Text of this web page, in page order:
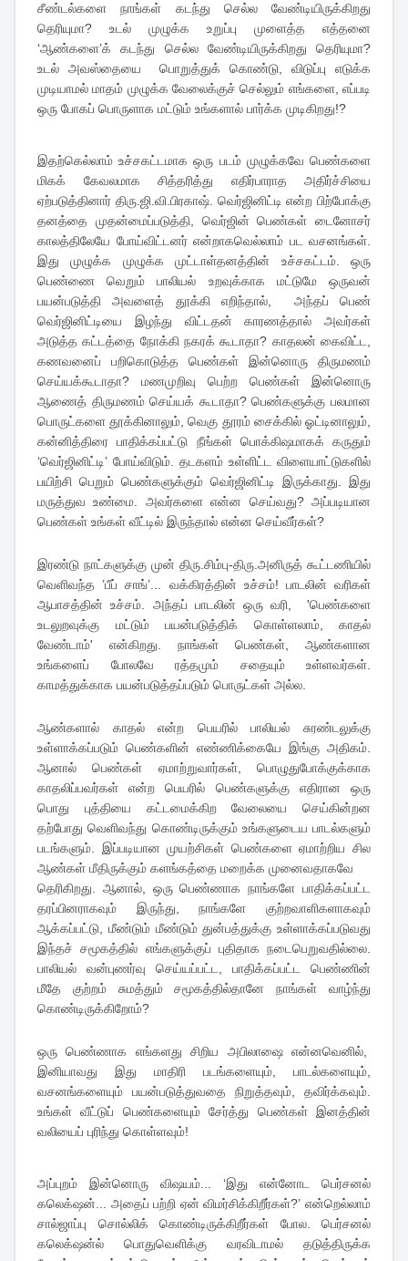
சீண்டல்களை நாங்கள் கடந்து செல்ல வேண்டியிருக்கிறது
தெரியுமா? உடல் முழுக்க உறுப்பு முளைத்த எத்தனை
‘ஆண்களை’க் கடந்து செல்ல வேண்டியிருக்கிறது தெரியுமா?
உடல் அவஸ்தையை பொறுத்துக் கொண்டு, விடுப்பு எடுக்க
முடியாமல் மாதம் முழுக்க வேலைக்குச் செல்லும் எங்களை, எப்படி
ஒரு போகப் பொருளாக மட்டும் உங்களால் பார்க்க முடிகிறது!?
இதற்கெல்லாம் உச்சகட்டமாக ஒரு படம் முழுக்கவே பெண்களை
மிகக் கேவலமாக சித்தரித்து எதிர்பாராத அதிர்ச்சியை
ஏற்படுத்தினார் திரு.ஜி.வி.பிரகாஷ். வெர்ஜினிட்டி என்ற பிற்போக்கு
தனத்தை முதன்மைப்படுத்தி, வெர்ஜின் பெண்கள் டைனோசர்
காலத்திலேயே போய்விட்டனர் என்றாகவெல்லாம் பட வசனங்கள்.
இது முழுக்க முழுக்க முட்டாள்தனத்தின் உச்சகட்டம். ஒரு
பெண்ணை வெறும் பாலியல் உறவுக்காக மட்டுமே ஒருவன்
பயன்படுத்தி அவளைத் தூக்கி எறிந்தால், அந்தப் பெண்
வெர்ஜினிட்டியை இழந்து விட்டதன் காரணத்தால் அவர்கள்
அடுத்த கட்டத்தை நோக்கி நகரக் கூடாதா? காதலன் கைவிட்ட,
கணவனைப் பறிகொடுத்த பெண்கள் இன்னொரு திருமணம்
செய்யக்கூடாதா? மணமுறிவு பெற்ற பெண்கள் இன்னொரு
ஆணைத் திருமணம் செய்யக் கூடாதா? பெண்களுக்கு பலமான
பொருட்களை தூக்கினாலும், வெகு தூரம் சைக்கில் ஓட்டினாலும்,
கன்னித்திரை பாதிக்கப்பட்டு நீங்கள் பொக்கிஷமாகக் கருதும்
‘வெர்ஜினிட்டி’ போய்விடும். தடகளம் உள்ளிட்ட‌ விளையாட்டுகளில்
பயிற்சி பெறும் பெண்களுக்கும் வெர்ஜினிட்டி இருக்காது. இது
மருத்துவ உண்மை. அவர்களை என்ன செய்வது? அப்படியான
பெண்கள் உங்கள் வீட்டில் இருந்தால் என்ன செய்வீர்கள்?
இரண்டு நாட்களுக்கு முன் திரு.சிம்பு-திரு.அனிருத் கூட்டணியில்
வெளிவந்த ’பீப் சாங்’... வக்கிரத்தின் உச்சம்! பாடலின் வரிகள்
ஆபாசத்தின் உச்சம். அந்தப் பாடலின் ஒரு வரி, 'பெண்களை
உடலுறவுக்கு மட்டும் பயன்படுத்திக் கொள்ளலாம், காதல்
வேண்டாம்' என்கிறது. நாங்கள் பெண்கள், ஆண்களான‌
உங்களைப் போலவே ரத்தமும் சதையும் உள்ளவர்கள்.
காமத்துக்காக பயன்படுத்தப்படும் பொருட்கள் அல்ல.
ஆண்களால் காதல் என்ற பெயரில் பாலியல் சுரண்டலுக்கு
உள்ளாக்கப்படும் பெண்களின் எண்ணிக்கையே இங்கு அதிகம்.
ஆனால் பெண்கள் ஏமாற்றுவார்கள், பொழுதுபோக்குக்காக
காதலிப்பவர்கள் என்ற பெயரில் பெண்களுக்கு எதிரான ஒரு
பொது புத்தியை கட்டமைக்கிற வேலையை செய்கின்றன
தற்போது வெளிவந்து கொண்டிருக்கும் உங்களுடைய பாடல்களும்
படங்களும். இப்படியான முயற்சிகள் பெண்களை ஏமாற்றிய சில
ஆண்கள் மீதிருக்கும் களங்கத்தை மறைக்க முனைவதாகவே
தெரிகிறது. ஆனால், ஒரு பெண்ணாக நாங்களே பாதிக்கப்பட்ட
தரப்பினராகவும் இருந்து, நாங்களே குற்றவாளிகளாகவும்
ஆக்கப்பட்டு, மீண்டும் மீண்டும் துன்பத்துக்கு உள்ளாக்கப்படுவது
இந்தச் சமூகத்தில் எங்களுக்குப் புதிதாக நடைபெறுவதில்லை.
பாலியல் வன்புணர்வு செய்யப்பட்ட, பாதிக்கப்பட்ட பெண்ணின்
மீதே குற்றம் சுமத்தும் சமூகத்தில்தானே நாங்கள் வாழ்ந்து
கொண்டிருக்கிறோம்?
ஒரு பெண்ணாக எங்களது சிறிய அபிலாஷை என்னவெனில்,
இனியாவது இது மாதிரி படங்களையும், பாடல்களையும்,
வசனங்களையும் பயன்படுத்துவதை நிறுத்தவும், தவிர்க்கவும்.
உங்கள் வீட்டுப் பெண்களையும் சேர்த்து பெண்கள் இனத்தின்
வலியைப் புரிந்து கொள்ளவும்!
அப்புறம் இன்னொரு விஷயம்... ‘இது என்னோட பெர்சனல்
கலெக்‌ஷன்... அதைப் பற்றி ஏன் விமர்சிக்கிறீர்கள்?’ என்றெல்லாம்
சால்ஜாப்பு சொல்லிக் கொண்டிருக்கிறீர்கள் போல. பெர்சனல்
கலெக்‌ஷன்ல் பொதுவெளிக்கு வரவிடாமல் தடுத்திருக்க